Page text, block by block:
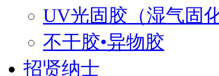
UV光固胶（湿气固
不干胶•异物胶
招贤纳士